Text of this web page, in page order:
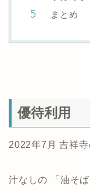
まとめ
優待利用
2022年7月 吉祥
汁なしの 「油そ